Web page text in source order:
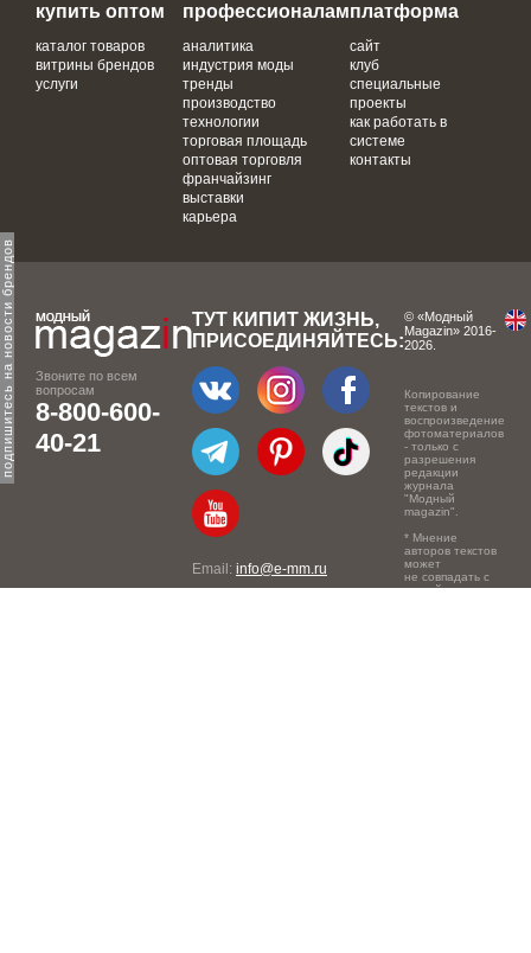
подпишитесь на новости брендов
купить оптом
каталог товаров
витрины брендов
услуги
профессионалам
аналитика
индустрия моды
тренды
производство
технологии
торговая площадь
оптовая торговля
франчайзинг
выставки
карьера
платформа
сайт
клуб
специальные
проекты
как работать в
системе
контакты
Звоните по всем
вопросам
8-800-600-
40-21
ТУТ КИПИТ ЖИЗНЬ,
ПРИСОЕДИНЯЙТЕСЬ:
Email: info@e-mm.ru
© «Модный
Magazin» 2016-
2026.
Копирование
текстов и
воспроизведение
фотоматериалов
- только с
разрешения
редакции
журнала
"Модный
magazin".
* Мнение
авторов текстов
может
не совпадать с
точкой зрения